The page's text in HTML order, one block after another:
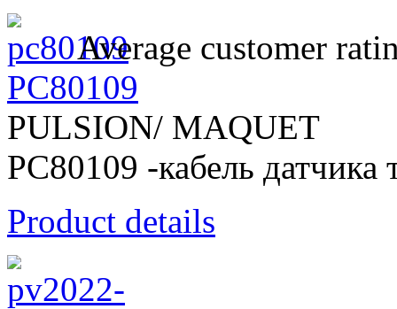
Average customer
PC80109
PULSION/ MAQUET
PC80109 -кабель
Product details